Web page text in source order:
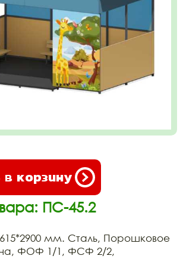
корзину
ПС-45.2
мм. Сталь, Порошковое
ФОФ 1/1, ФСФ 2/2,